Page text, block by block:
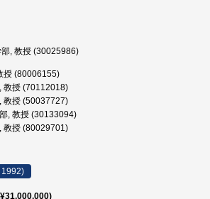
, 教授 (30025986)
授 (80006155)
教授 (70112018)
教授 (50037727)
, 教授 (30133094)
教授 (80029701)
1992)